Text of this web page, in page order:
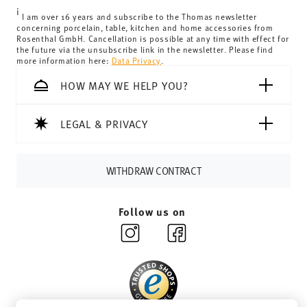
delivery is free of charge.
Switzerland:delivery is free of charge for orders over
69,90 CHF. If the value of your purchase is less than
69,90 CHF, delivery charges are 36,90 CHF.
Tracking:You will receive a tracking code by e-mail as
Delivery time: 3-5 working days for delivery within
Germany for items in stock. You can view delivery times to
For returns, please use ourreturns service
i I am over 16 years and subscribe to the Thomas newsletter
concerning porcelain, table, kitchen and home accessories from
Rosenthal GmbH. Cancellation is possible at any time with effect for
the future via the unsubscribe link in the newsletter. Please find
more information here: Data Privacy
HOW MAY WE HELP YOU?
LEGAL & PRIVACY
WITHDRAW CONTRACT
Follow us on